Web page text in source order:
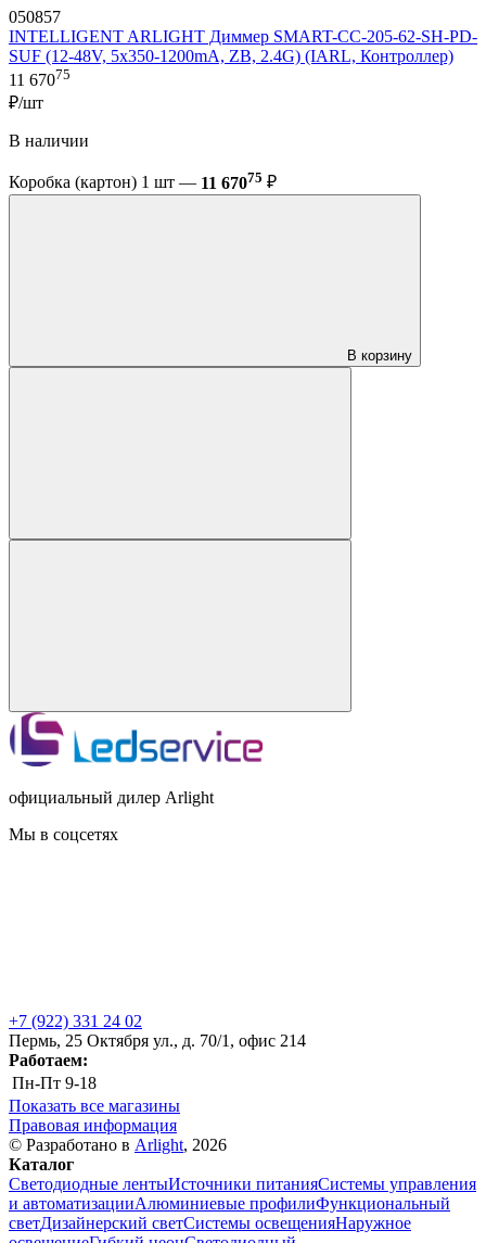
050857
INTELLIGENT ARLIGHT Диммер SMART-CC-205-62-SH-PD-
SUF (12-48V, 5x350-1200mA, ZB, 2.4G) (IARL, Контроллер)
11 67075
₽/шт
В наличии
Коробка (картон) 1 шт — 11 67075 ₽
В корзину
официальный дилер Arlight
Мы в соцсетях
+7 (922) 331 24 02
Пермь, 25 Октября ул., д. 70/1, офис 214
Работаем:
Пн-Пт 9-18
Показать все магазины
Правовая информация
© Разработано в Arlight, 2026
Каталог
Светодиодные лентыИсточники питанияСистемы управления
и автоматизацииАлюминиевые профилиФункциональный
светДизайнерский светСистемы освещенияНаружное